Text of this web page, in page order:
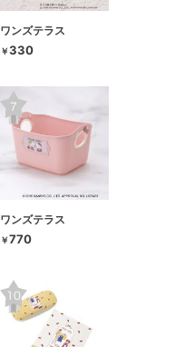
ワンズテラス
￥330
ワンズテラス
￥770